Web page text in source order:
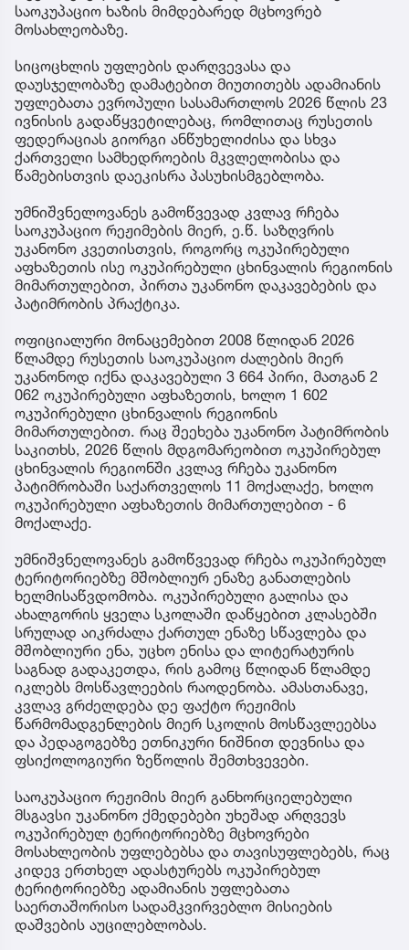
საოკუპაციო ხაზის მიმდებარედ მცხოვრებ
მოსახლეობაზე.
სიცოცხლის უფლების დარღვევასა და
დაუსჯელობაზე დამატებით მიუთითებს ადამიანის
უფლებათა ევროპული სასამართლოს 2026 წლის 23
ივნისის გადაწყვეტილებაც, რომლითაც რუსეთის
ფედერაციას გიორგი ანწუხელიძისა და სხვა
ქართველი სამხედროების მკვლელობისა და
წამებისთვის დაეკისრა პასუხისმგებლობა.
უმნიშვნელოვანეს გამოწვევად კვლავ რჩება
საოკუპაციო რეჟიმების მიერ, ე.წ. საზღვრის
უკანონო კვეთისთვის, როგორც ოკუპირებული
აფხაზეთის ისე ოკუპირებული ცხინვალის რეგიონის
მიმართულებით, პირთა უკანონო დაკავებების და
პატიმრობის პრაქტიკა.
ოფიციალური მონაცემებით 2008 წლიდან 2026
წლამდე რუსეთის საოკუპაციო ძალების მიერ
უკანონოდ იქნა დაკავებული 3 664 პირი, მათგან 2
062 ოკუპირებული აფხაზეთის, ხოლო 1 602
ოკუპირებული ცხინვალის რეგიონის
მიმართულებით. რაც შეეხება უკანონო პატიმრობის
საკითხს, 2026 წლის მდგომარეობით ოკუპირებულ
ცხინვალის რეგიონში კვლავ რჩება უკანონო
პატიმრობაში საქართველოს 11 მოქალაქე, ხოლო
ოკუპირებული აფხაზეთის მიმართულებით - 6
მოქალაქე.
უმნიშვნელოვანეს გამოწვევად რჩება ოკუპირებულ
ტერიტორიებზე მშობლიურ ენაზე განათლების
ხელმისაწვდომობა. ოკუპირებული გალისა და
ახალგორის ყველა სკოლაში დაწყებით კლასებში
სრულად აიკრძალა ქართულ ენაზე სწავლება და
მშობლიური ენა, უცხო ენისა და ლიტერატურის
საგნად გადაკეთდა, რის გამოც წლიდან წლამდე
იკლებს მოსწავლეების რაოდენობა. ამასთანავე,
კვლავ გრძელდება დე ფაქტო რეჟიმის
წარმომადგენლების მიერ სკოლის მოსწავლეებსა
და პედაგოგებზე ეთნიკური ნიშნით დევნისა და
ფსიქოლოგიური ზეწოლის შემთხვევები.
საოკუპაციო რეჟიმის მიერ განხორციელებული
მსგავსი უკანონო ქმედებები უხეშად არღვევს
ოკუპირებულ ტერიტორიებზე მცხოვრები
მოსახლეობის უფლებებსა და თავისუფლებებს, რაც
კიდევ ერთხელ ადასტურებს ოკუპირებულ
ტერიტორიებზე ადამიანის უფლებათა
საერთაშორისო სადამკვირვებლო მისიების
დაშვების აუცილებლობას.